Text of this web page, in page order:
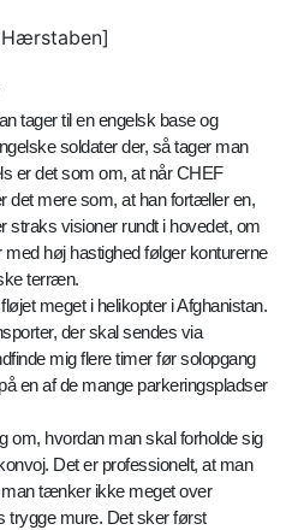
tager til en engelsk base og
soldater der, så tager man
er det som om, at når CHEF
det mere som, at han fortæller en,
straks visioner rundt i hovedet, om
høj hastighed følger konturerne
terræn.
meget i helikopter i Afghanistan.
der skal sendes via
mig flere timer før solopgang
en af de mange parkeringspladser
om, hvordan man skal forholde sig
Det er professionelt, at man
tænker ikke meget over
trygge mure. Det sker først